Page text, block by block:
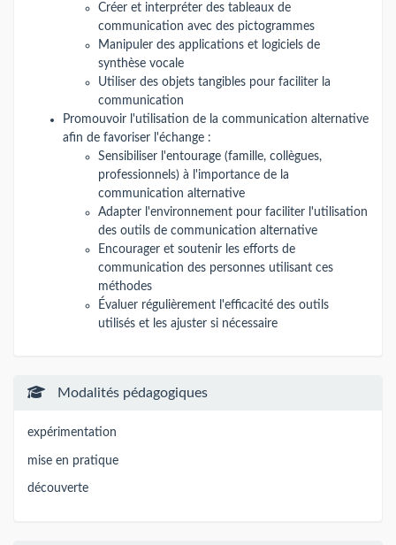
Créer et interpréter des tableaux de
communication avec des pictogrammes
Manipuler des applications et logiciels de
synthèse vocale
Utiliser des objets tangibles pour faciliter la
communication
Promouvoir l'utilisation de la communication alternative
afin de favoriser l'échange :
Sensibiliser l'entourage (famille, collègues,
professionnels) à l'importance de la
communication alternative
Adapter l'environnement pour faciliter l'utilisation
des outils de communication alternative
Encourager et soutenir les efforts de
communication des personnes utilisant ces
méthodes
Évaluer régulièrement l'efficacité des outils
utilisés et les ajuster si nécessaire
Modalités pédagogiques
expérimentation
mise en pratique
découverte